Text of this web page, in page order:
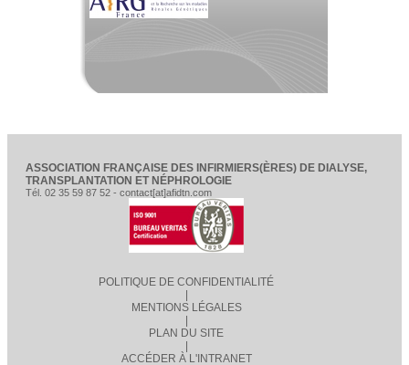
ASSOCIATION FRANÇAISE DES INFIRMIERS(ÈRES) DE DIALYSE,
TRANSPLANTATION ET NÉPHROLOGIE
Tél. 02 35 59 87 52 - contact[at]afidtn.com
POLITIQUE DE CONFIDENTIALITÉ
MENTIONS LÉGALES
PLAN DU SITE
ACCÉDER À L'INTRANET